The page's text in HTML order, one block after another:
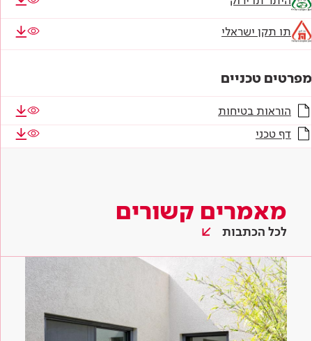
תו תקן ישראלי
מפרטים טכניים
הוראות בטיחות
דף טכני
מאמרים קשורים
לכל הכתבות